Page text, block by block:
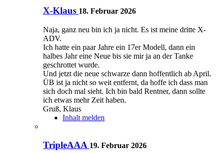
X-Klaus 18. Februar 2026
Naja, ganz neu bin ich ja nicht. Es ist meine dritte X-
ADV.
Ich hatte ein paar Jahre ein 17er Modell, dann ein
halbes Jahr eine Neue bis sie mir ja an der Tanke
geschrottet wurde.
Und jetzt die neue schwarze dann hoffentlich ab April.
ÜB ist ja nicht so weit entfernt, da hoffe ich dass man
sich doch mal sieht. Ich bin bald Rentner, dann sollte
ich etwas mehr Zeit haben.
Gruß, Klaus
Inhalt melden
TripleAAA 19. Februar 2026